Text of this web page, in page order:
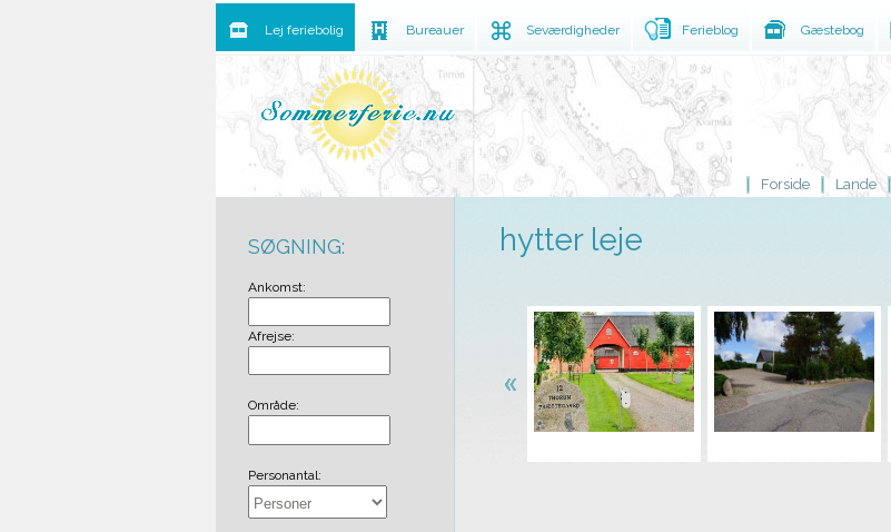
Forside Lande
hytter leje
SØGNING:
Ankomst:
Afrejse:
Område:
Personantal:
Lej feriebolig Bureauer Seværdigheder Ferieblog Gæstebog